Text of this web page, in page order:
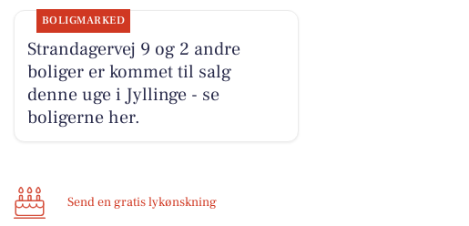
BOLIGMARKED
Strandagervej 9 og 2 andre
boliger er kommet til salg
denne uge i Jyllinge - se
boligerne her.
Send en gratis lykønskning